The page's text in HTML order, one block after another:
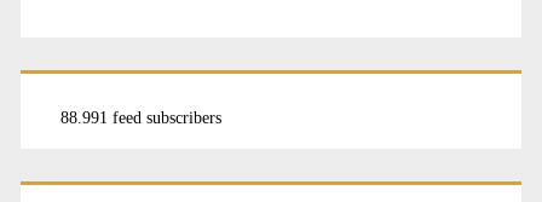
88.991 feed subscribers